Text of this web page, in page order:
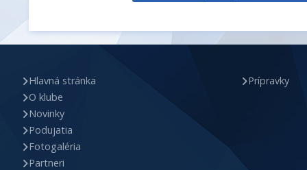
Hlavná stránka
O klube
Novinky
Podujatia
Fotogaléria
Partneri
Prípravky